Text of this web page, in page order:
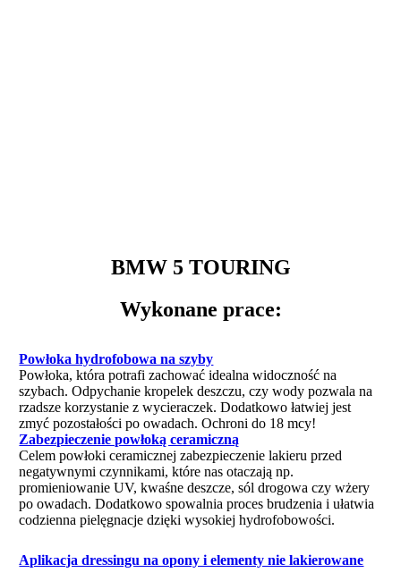
BMW 5 TOURING
Wykonane prace:
Powłoka hydrofobowa na szyby
Powłoka, która potrafi zachować idealna widoczność na
szybach. Odpychanie kropelek deszczu, czy wody pozwala na
rzadsze korzystanie z wycieraczek. Dodatkowo łatwiej jest
zmyć pozostałości po owadach. Ochroni do 18 mcy!
Zabezpieczenie powłoką ceramiczną
Celem powłoki ceramicznej zabezpieczenie lakieru przed
negatywnymi czynnikami, które nas otaczają np.
promieniowanie UV, kwaśne deszcze, sól drogowa czy wżery
po owadach. Dodatkowo spowalnia proces brudzenia i ułatwia
codzienna pielęgnacje dzięki wysokiej hydrofobowości.
Aplikacja dressingu na opony i elementy nie lakierowane